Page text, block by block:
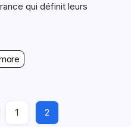
qui définit leurs
1 2